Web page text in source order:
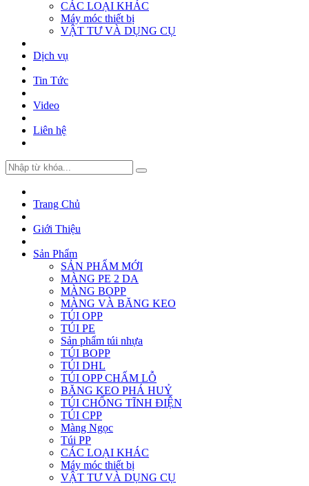
CÁC LOẠI KHÁC
Máy móc thiết bị
VẬT TƯ VÀ DỤNG CỤ
Dịch vụ
Tin Tức
Video
Liên hệ
Trang Chủ
Giới Thiệu
Sản Phẩm
SẢN PHẨM MỚI
MÀNG PE 2 DA
MÀNG BOPP
MÀNG VÀ BĂNG KEO
TÚI OPP
TÚI PE
Sản phẩm túi nhựa
TÚI BOPP
TÚI DHL
TÚI OPP CHẤM LỖ
BĂNG KEO PHÁ HUỶ
TÚI CHỐNG TĨNH ĐIỆN
TÚI CPP
Màng Ngọc
Túi PP
CÁC LOẠI KHÁC
Máy móc thiết bị
VẬT TƯ VÀ DỤNG CỤ